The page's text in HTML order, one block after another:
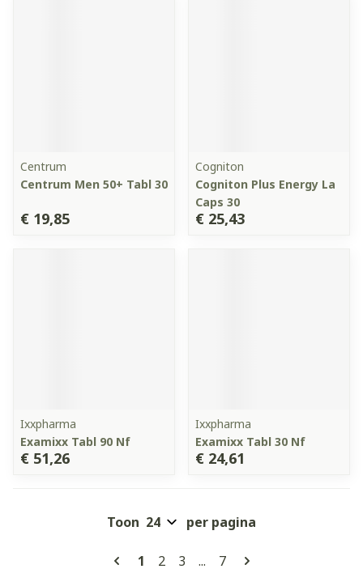
Centrum
Centrum Men 50+ Tabl 30
€ 19,85
Cogniton
Cogniton Plus Energy La
Caps 30
€ 25,43
Ixxpharma
Examixx Tabl 90 Nf
€ 51,26
Ixxpharma
Examixx Tabl 30 Nf
€ 24,61
Pagina's
U lees momenteel pagina
1 Pagina
2 Pagina
3 ... Pagina
7
Toon per pagina